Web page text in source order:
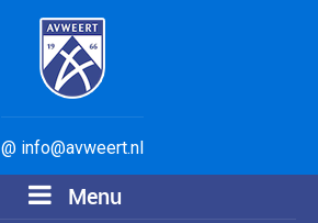
@ info@avweert.nl
Menu